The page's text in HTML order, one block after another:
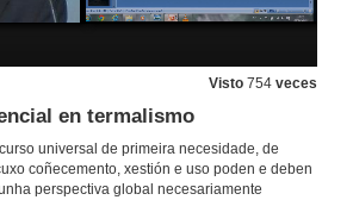
Visto 754 veces
en termalismo
universal de primeira necesidade, de
coñecemento, xestión e uso poden e deben
perspectiva global necesariamente
Intervención de D. Alejandro Rubín
Intervención de D. Virxilio Rodríguez
23 de set. de 2015